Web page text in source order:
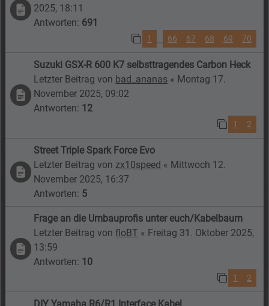
2025, 18:11
Antworten: 691
1 … 66 67 68 69 70
Suzuki GSX-R 600 K7 selbsttragendes Carbon Heck
Letzter Beitrag von bad_ananas « Montag 17.
November 2025, 09:02
Antworten: 12
1 2
Street Triple Spark Force Evo
Letzter Beitrag von zx10speed « Mittwoch 12.
November 2025, 16:37
Antworten: 5
Frage an die Umbauprofis unter euch/Kabelbaum
Letzter Beitrag vonfloBT « Freitag 31. Oktober 2025,
13:59
Antworten: 10
1 2
DIY Yamaha R6/R1 Interface Kabel